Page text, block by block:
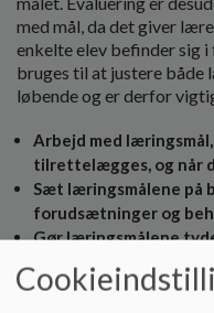
med mål, da det giver
enkelte elev befinder sig
bruges til at justere både
løbende og er derfor
Arbejd med
tilrettelæg­ges, og når
Sæt læringsmålene på
forudsæt­ninger og
Gør læringsmålene
forudsætninger og